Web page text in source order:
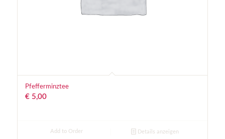
Pfefferminztee
€5,00
Add to Order Details anzeigen